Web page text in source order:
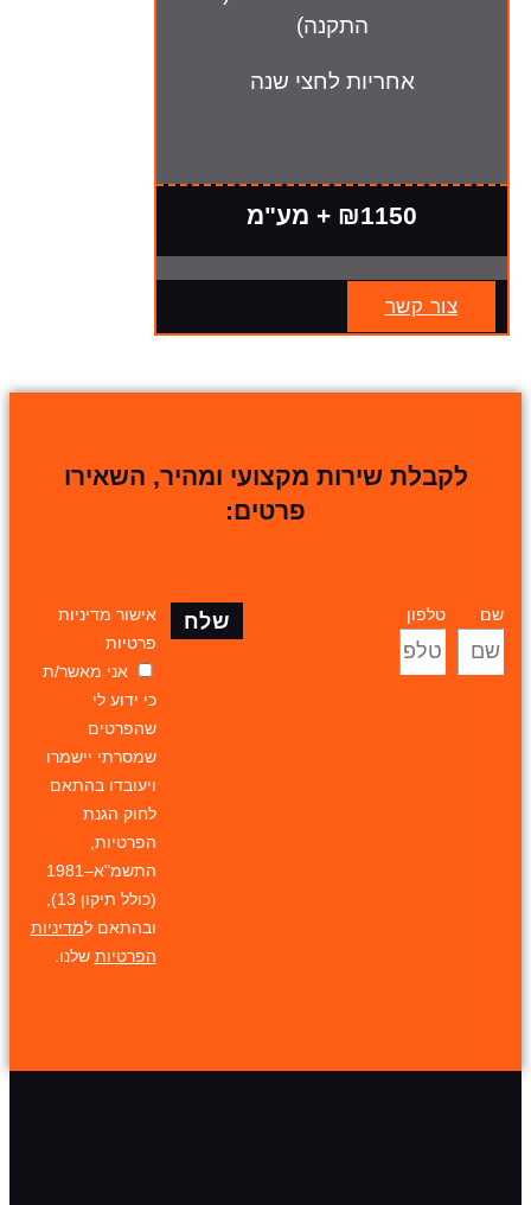
התקנה)
אחריות לחצי שנה
₪1150 + מע"מ
צור קשר
לקבלת שירות מקצועי ומהיר, השאירו
פרטים:
שם טלפון
אישור מדיניות
פרטיות
אני מאשר/ת
כי ידוע לי
שהפרטים
שמסרתי יישמרו
ויעובדו בהתאם
לחוק הגנת
הפרטיות,
התשמ"א–1981
(כולל תיקון 13),
ובהתאם למדיניות
הפרטיות שלנו.
שלח